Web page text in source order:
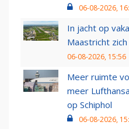
06-08-2026,
In jacht op
Maastricht zich
06-08-2026, 15:56
Meer ruimte
meer
op Schiphol
06-08-2026,